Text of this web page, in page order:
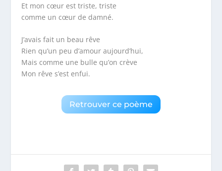
Et mon cœur est triste, triste
comme un cœur de damné.
J’avais fait un beau rêve
Rien qu’un peu d’amour aujourd’hui,
Mais comme une bulle qu’on crève
Mon rêve s’est enfui.
Retrouver ce poème